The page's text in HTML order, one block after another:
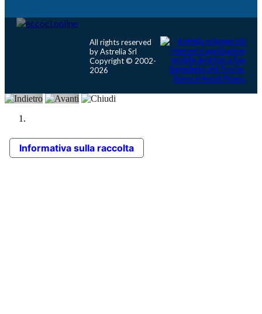
All rights reserved
by Astrelia Srl
Copyright © 2002-
2026
Informativa sulla raccolta